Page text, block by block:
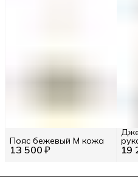
13 500 ₽
Пояс бежевый M кожа
19